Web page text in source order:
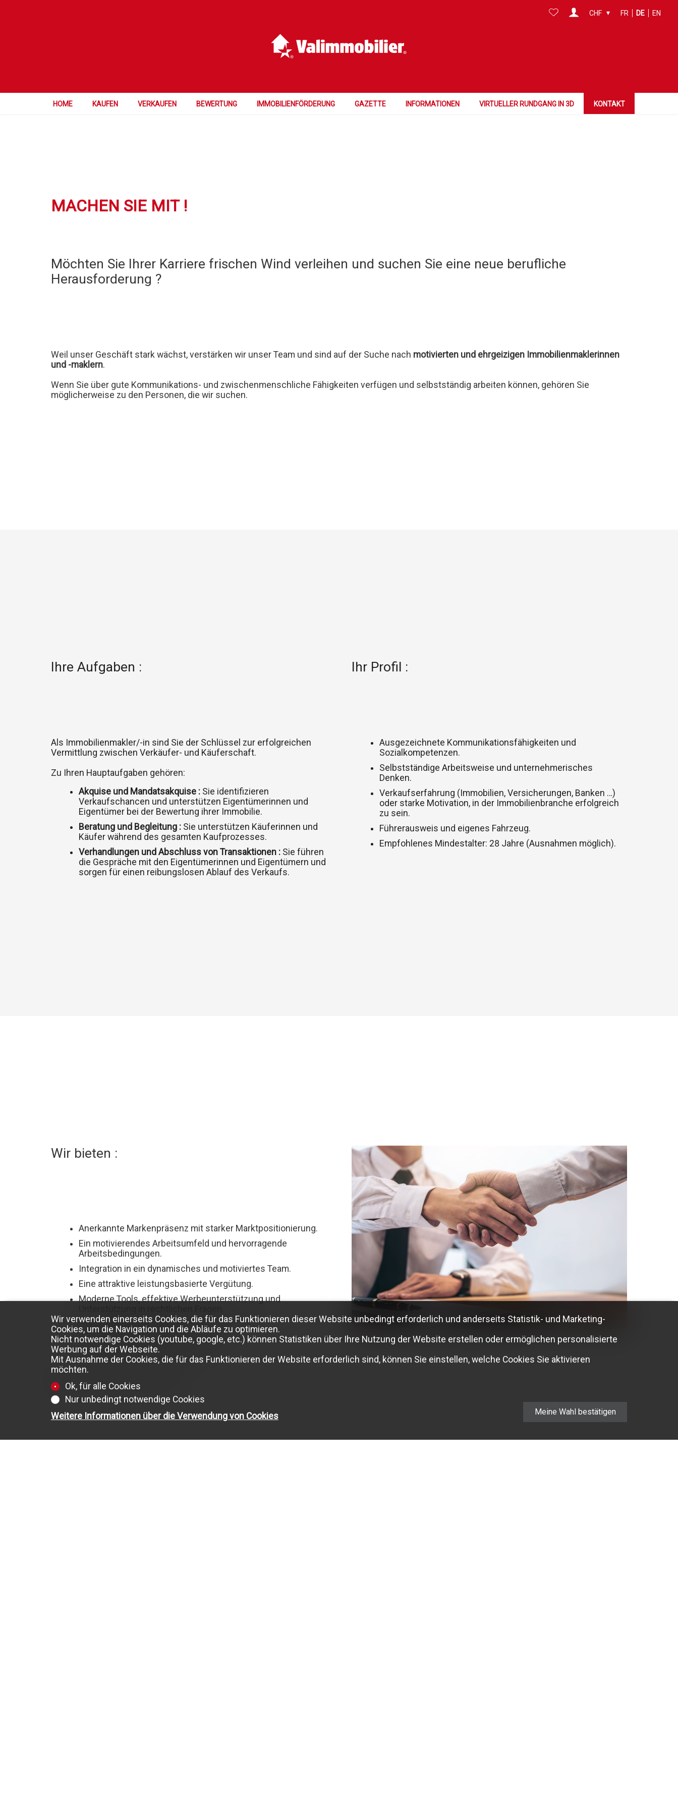
HOME KAUFEN VERKAUFEN BEWERTUNG IMMOBILIENFÖRDERUNG GAZETTE INFORMATIONEN VIRTUELLER RUNDGANG IN 3D KONTAKT
CHF FR DE EN
MACHEN SIE MIT !
Möchten Sie Ihrer Karriere frischen Wind verleihen und suchen Sie eine neue berufliche
Herausforderung ?
Weil unser Geschäft stark wächst, verstärken wir unser Team und sind auf der Suche nach motivierten und ehrgeizigen Immobilienmaklerinnen
und -maklern.
Wenn Sie über gute Kommunikations- und zwischenmenschliche Fähigkeiten verfügen und selbstständig arbeiten können, gehören Sie
möglicherweise zu den Personen, die wir suchen.
Ihre Aufgaben :
Als Immobilienmakler/-in sind Sie der Schlüssel zur erfolgreichen
Vermittlung zwischen Verkäufer- und Käuferschaft.
Zu Ihren Hauptaufgaben gehören:
Akquise und Mandatsakquise : Sie identifizieren
Verkaufschancen und unterstützen Eigentümerinnen und
Eigentümer bei der Bewertung ihrer Immobilie.
Beratung und Begleitung : Sie unterstützen Käuferinnen und
Käufer während des gesamten Kaufprozesses.
Verhandlungen und Abschluss von Transaktionen : Sie führen
die Gespräche mit den Eigentümerinnen und Eigentümern und
sorgen für einen reibungslosen Ablauf des Verkaufs.
Ihr Profil :
Ausgezeichnete Kommunikationsfähigkeiten und
Sozialkompetenzen.
Selbstständige Arbeitsweise und unternehmerisches
Denken.
Verkaufserfahrung (Immobilien, Versicherungen, Banken …)
oder starke Motivation, in der Immobilienbranche erfolgreich
zu sein.
Führerausweis und eigenes Fahrzeug.
Empfohlenes Mindestalter: 28 Jahre (Ausnahmen möglich).
Wir bieten :
Anerkannte Markenpräsenz mit starker Marktpositionierung.
Ein motivierendes Arbeitsumfeld und hervorragende
Arbeitsbedingungen.
Integration in ein dynamisches und motiviertes Team.
Eine attraktive leistungsbasierte Vergütung.
Moderne Tools, effektive Werbeunterstützung und
Eine umfassende Ausbildung im Bereich der
Immobilienvermittlung.
Erstklassige Sozialversicherungen.
Stellenantritt : nach Vereinbarung
Wir verwenden einerseits Cookies, die für das Funktionieren dieser Website unbedingt erforderlich und anderseits Statistik- und Marketing-
Cookies, um die Navigation und die Abläufe zu optimieren.
Nicht notwendige Cookies (youtube, google, etc.) können Statistiken über Ihre Nutzung der Website erstellen oder ermöglichen personalisierte
Werbung auf der Webseite.
Mit Ausnahme der Cookies, die für das Funktionieren der Website erforderlich sind, können Sie einstellen, welche Cookies Sie aktivieren
möchten.
Ok, für alle Cookies
Nur unbedingt notwendige Cookies
Weitere Informationen über die Verwendung von Cookies
Meine Wahl bestätigen